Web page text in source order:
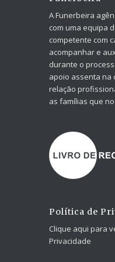
A Funerbeira
com uma equipa
competente com
acompanhar e
durante o
apoio assenta na
relação
as famílias que
Política de
Clique aqui para
Privacidade